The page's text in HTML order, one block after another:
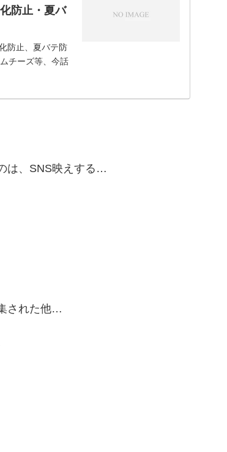
防止・夏バ
防止、夏バテ防
チーズ等、今話
日の世界一受
は、SNS映えする…
された他…